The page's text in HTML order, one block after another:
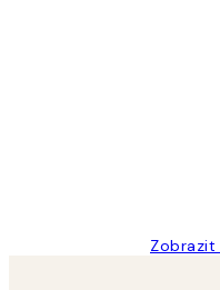
Zobrazit